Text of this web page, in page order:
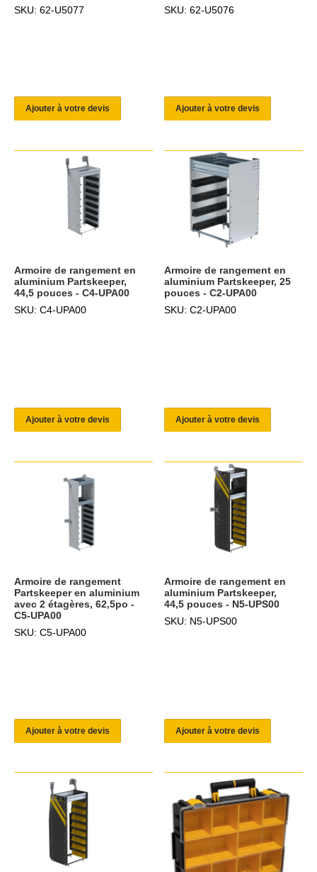
SKU: 62-U5077
Ajouter à votre devis
SKU: 62-U5076
Ajouter à votre devis
Armoire de rangement en
aluminium Partskeeper,
44,5 pouces - C4-UPA00
SKU: C4-UPA00
Ajouter à votre devis
Armoire de rangement en
aluminium Partskeeper, 25
pouces - C2-UPA00
SKU: C2-UPA00
Ajouter à votre devis
Armoire de rangement
Partskeeper en aluminium
avec 2 étagères, 62,5po -
C5-UPA00
SKU: C5-UPA00
Ajouter à votre devis
Armoire de rangement en
aluminium Partskeeper,
44,5 pouces - N5-UPS00
SKU: N5-UPS00
Ajouter à votre devis